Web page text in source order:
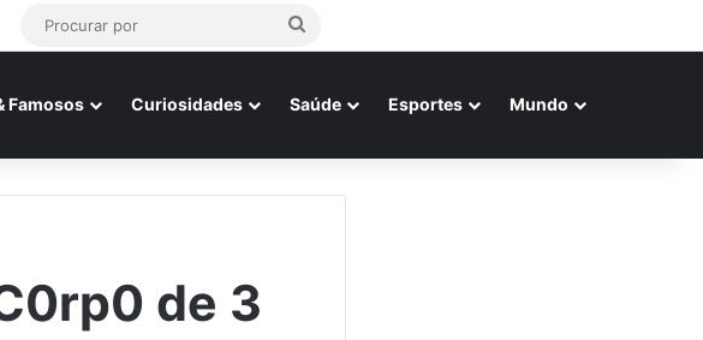
Procurar
Famosos Curiosidades Saúde Esportes Mundo
de 3